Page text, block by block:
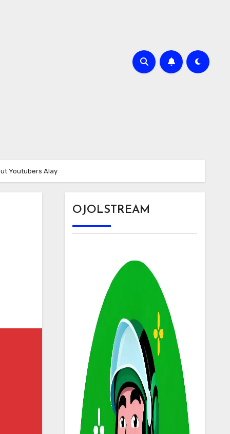
Youtubers Alay
OJOLSTREAM